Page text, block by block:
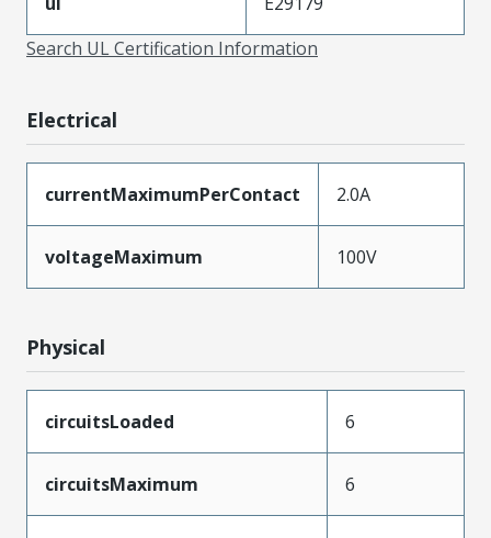
Search UL Certification Information
Electrical
currentMaximumPerContact 2.0A
voltageMaximum 100V
Physical
circuitsLoaded 6
circuitsMaximum 6